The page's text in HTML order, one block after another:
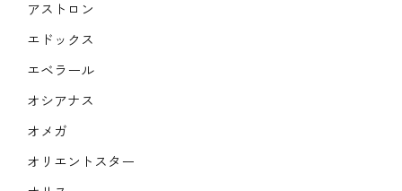
アストロン
エドックス
エベラール
オシアナス
オメガ
オリエントスター